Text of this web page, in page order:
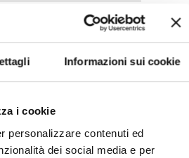
Informazioni sui cookie
i cookie
personalizzare contenuti ed
dei social media e per